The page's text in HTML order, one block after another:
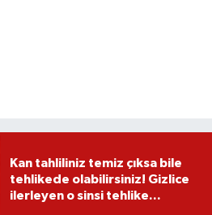
Kan tahliliniz temiz çıksa bile
tehlikede olabilirsiniz! Gizlice
ilerleyen o sinsi tehlike...